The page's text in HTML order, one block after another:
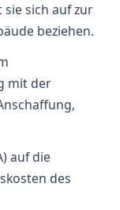
sich auf zur
beziehen.
mit der
auf die
des